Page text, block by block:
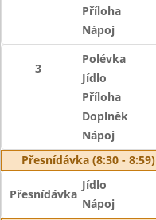
Příloha
Nápoj
3
Polévka
Jídlo
Příloha
Doplněk
Nápoj
Přesnídávka (8:30 - 8:59)
Přesnídávka
Jídlo
Nápoj